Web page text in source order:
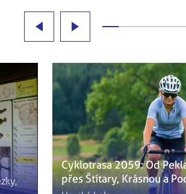
Cyklotrasa 2059: Od
přes Štítary, Krásnou a